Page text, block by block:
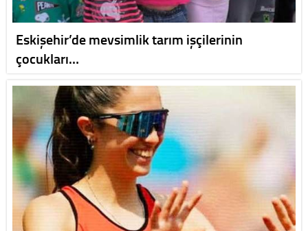
Eskişehir’de mevsimlik tarım işçilerinin
çocukları…